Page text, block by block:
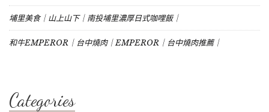
埔里美食｜山上山下｜南投埔里濃厚日式咖哩飯｜
和牛EMPEROR｜台中燒肉｜EMPEROR｜台中燒肉推薦｜
Categories